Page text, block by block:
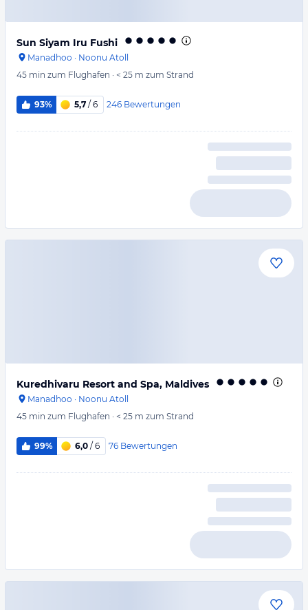
Sun Siyam Iru Fushi
Manadhoo · Noonu Atoll
45 min zum Flughafen · < 25 m zum Strand
93% 5,7 / 6 246 Bewertungen
Kuredhivaru Resort and Spa, Maldives
Manadhoo · Noonu Atoll
45 min zum Flughafen · < 25 m zum Strand
99% 6,0 / 6 76 Bewertungen